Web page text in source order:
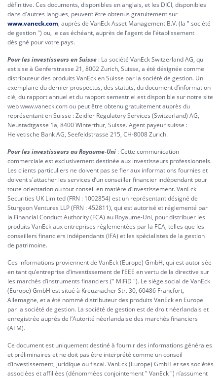
définitive. Ces documents, disponibles en anglais, et les DICI, disponibles
dans d'autres langues, peuvent être obtenus gratuitement sur
www.vaneck.com, auprès de VanEck Asset Management B.V. (la " société
de gestion ") ou, le cas échéant, auprès de l’agent de l’établissement
désigné pour votre pays.
Pour les investisseurs en Suisse : La société VanEck Switzerland AG, qui
est sise à Genferstrasse 21, 8002 Zurich, Suisse, a été désignée comme
distributeur des produits VanEck en Suisse par la société de gestion. Un
exemplaire du dernier prospectus, des statuts, du document d’information
clé, du rapport annuel et du rapport semestriel est disponible sur notre site
web www.vaneck.com ou peut être obtenu gratuitement auprès du
représentant en Suisse : Zeidler Regulatory Services (Switzerland) AG,
Neustadtgasse 1a, 8400 Winterthur, Suisse. Agent payeur suisse :
Helvetische Bank AG, Seefeldstrasse 215, CH-8008 Zurich.
Pour les investisseurs au Royaume-Uni : Cette communication
commerciale est exclusivement destinée aux investisseurs professionnels.
Les clients particuliers ne doivent pas se fier aux informations fournies et
doivent s'attacher les services d’un conseiller financier indépendant pour
toute orientation ou tout conseil en matière d’investissement. VanEck
Securities UK Limited (FRN : 1002854) est un représentant désigné de
Sturgeon Ventures LLP (FRN : 452811), qui est autorisé et réglementé par
la Financial Conduct Authority (FCA) au Royaume-Uni, pour distribuer les
produits VanEck aux entreprises réglementées par la FCA, telles que les
conseillers financiers indépendants (IFA) et les spécialistes de la gestion
de patrimoine.
Ces informations proviennent de VanEck (Europe) GmbH, qui est autorisée
en tant qu’entreprise d’investissement de l’EEE en vertu de la directive sur
les marchés d’instruments financiers (" MiFiD "). Le siège social de VanEck
(Europe) GmbH est situé à Kreuznacher Str. 30, 60486 Francfort,
Allemagne, et a été nommé distributeur des produits VanEck en Europe
par la société de gestion. La société de gestion est de droit néerlandais et
enregistrée auprès de l’Autorité néerlandaise des marchés financiers
(AFM).
Ce document est uniquement destiné à fournir des informations générales
et préliminaires et ne doit pas être interprété comme un conseil
d’investissement, juridique ou fiscal. VanEck (Europe) GmbH et ses sociétés
associées et affiliées (dénommées conjointement " VanEck ") n’assument